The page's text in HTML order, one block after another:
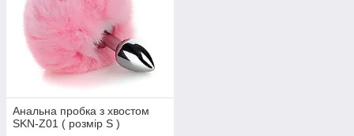
Анальна пробка з хвостом
SKN-Z01 ( розмір S )